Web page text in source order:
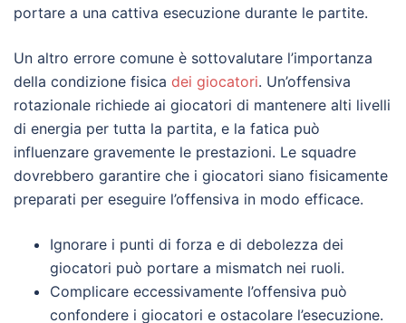
portare a una cattiva esecuzione durante le partite.
Un altro errore comune è sottovalutare l’importanza
della condizione fisica dei giocatori. Un’offensiva
rotazionale richiede ai giocatori di mantenere alti livelli
di energia per tutta la partita, e la fatica può
influenzare gravemente le prestazioni. Le squadre
dovrebbero garantire che i giocatori siano fisicamente
preparati per eseguire l’offensiva in modo efficace.
Ignorare i punti di forza e di debolezza dei
giocatori può portare a mismatch nei ruoli.
Complicare eccessivamente l’offensiva può
confondere i giocatori e ostacolare l’esecuzione.